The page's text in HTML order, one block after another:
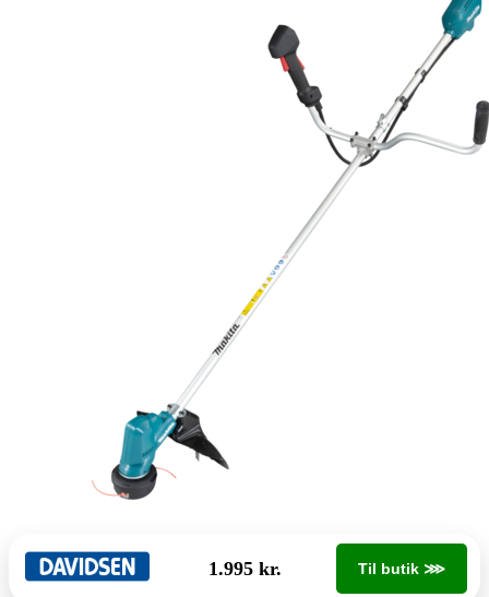
1.995 kr. Til butik ⋙